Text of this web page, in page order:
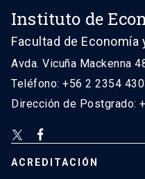
Instituto de
Facultad de Economía
Avda. Vicuña Mackenna
Teléfono: +56 2 2354
Dirección de Postgrado:
ACREDITACIÓN